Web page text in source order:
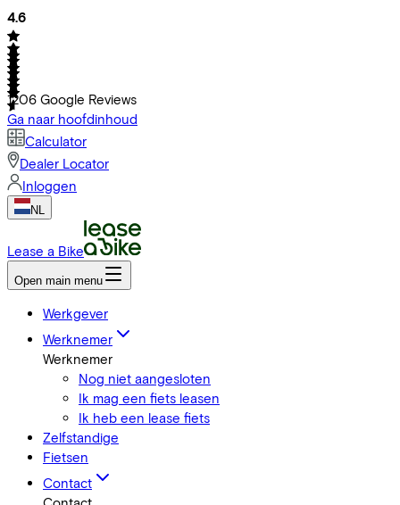
4.6
1206 Google Reviews
Ga naar hoofdinhoud
Calculator
Dealer Locator
Inloggen
NL
Lease a Bike
Open main menu
Werkgever
Werknemer
Werknemer
Nog niet aangesloten
Ik mag een fiets leasen
Ik heb een lease fiets
Zelfstandige
Fietsen
Contact